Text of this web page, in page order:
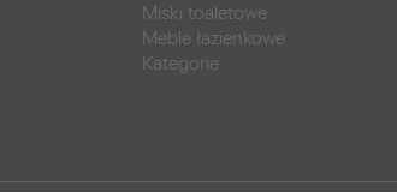
Miski toaletowe
Meble łazienkowe
Kategorie